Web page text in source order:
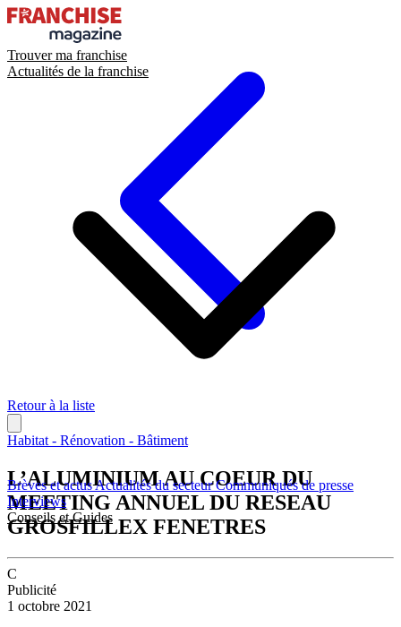
Trouver ma franchise
Actualités de la franchise
Brèves et actusActualités du secteurCommuniqués de presse
Interviews
Conseils et Guides
Retour à la liste
Habitat - Rénovation - Bâtiment
L’ALUMINIUM AU COEUR DU
MEETING ANNUEL DU RESEAU
GROSFILLEX FENETRES
C
Publicité
1 octobre 2021